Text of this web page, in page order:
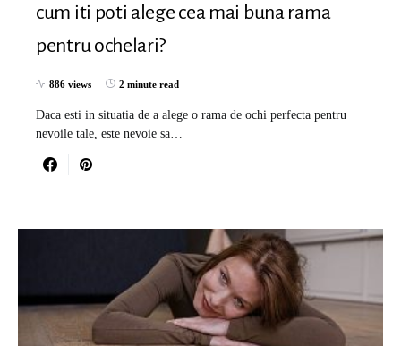
cum iti poti alege cea mai buna rama
pentru ochelari?
886 views 2 minute read
Daca esti in situatia de a alege o rama de ochi perfecta pentru
nevoile tale, este nevoie sa…